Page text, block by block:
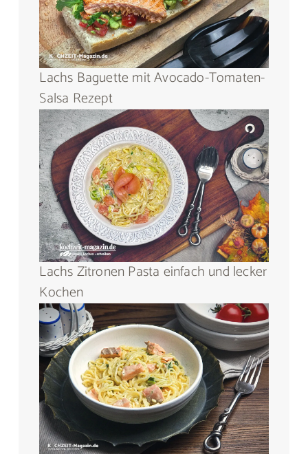
Lachs Baguette mit Avocado-Tomaten-
Salsa Rezept
Lachs Zitronen Pasta einfach und lecker
Kochen